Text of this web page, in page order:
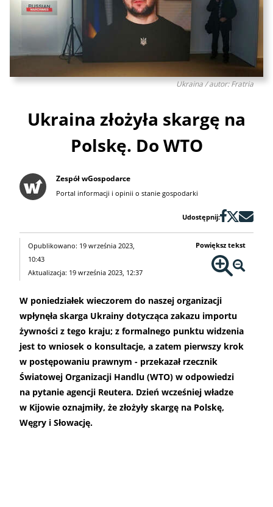
Ukraina / autor: Fratria
Ukraina złożyła skargę na
Polskę. Do WTO
Zespół wGospodarce
Portal informacji i opinii o stanie gospodarki
Udostępnij:
Opublikowano: 19 września 2023,
10:43
Aktualizacja: 19 września 2023, 12:37
Powiększ tekst
W poniedziałek wieczorem do naszej organizacji
wpłynęła skarga Ukrainy dotycząca zakazu importu
żywności z tego kraju; z formalnego punktu widzenia
jest to wniosek o konsultacje, a zatem pierwszy krok
w postępowaniu prawnym - przekazał rzecznik
Światowej Organizacji Handlu (WTO) w odpowiedzi
na pytanie agencji Reutera. Dzień wcześniej władze
w Kijowie oznajmiły, że złożyły skargę na Polskę,
Węgry i Słowację.